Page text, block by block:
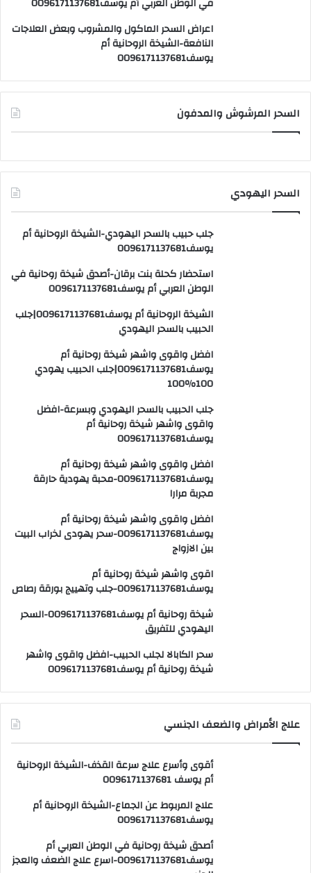
اعراض السحر الماكول والمشروب وبعض العلاجات
النافعة-الشيخة الروحانية أم
يوسف0096171137681
السحر المرشوش والمدفون
السحر اليهودي
جلب حبيب بالسحر اليهودي-الشيخة الروحانية أم
يوسف0096171137681
استحضار كحلة بنت برقان-أصدق شيخة روحانية في
الوطن العربي أم يوسف0096171137681
الشيخة الروحانية أم يوسف0096171137681|جلب
الحبيب بالسحر اليهودي
افضل واقوى واشهر شيخة روحانية أم
يوسف0096171137681|جلب الحبيب يهودي
100٪100
جلب الحبيب بالسحر اليهودي وبسرعة-افضل
واقوى واشهر شيخة روحانية أم
يوسف0096171137681
افضل واقوى واشهر شيخة روحانية أم
يوسف0096171137681-محبة يهودية حارقة
مجربة مرارا
افضل واقوى واشهر شيخة روحانية أم
يوسف0096171137681-سحر يهودى لخراب البيت
بين الازواج
اقوى واشهر شيخة روحانية أم
يوسف0096171137681-جلب وتهييج بورقة رصاص
شيخة روحانية أم يوسف0096171137681-السحر
اليهودي للتفريق
سحر الكابالا لجلب الحبيب-افضل واقوى واشهر
شيخة روحانية أم يوسف0096171137681
علاج الأمراض والضعف الجنسي
أقوى وأسرع علاج سرعة القذف-الشيخة الروحانية
أم يوسف 0096171137681
علاج المربوط عن الجماع-الشيخة الروحانية أم
يوسف0096171137681
أصدق شيخة روحانية في الوطن العربي أم
يوسف0096171137681-اسرع علاج الضعف والعجز